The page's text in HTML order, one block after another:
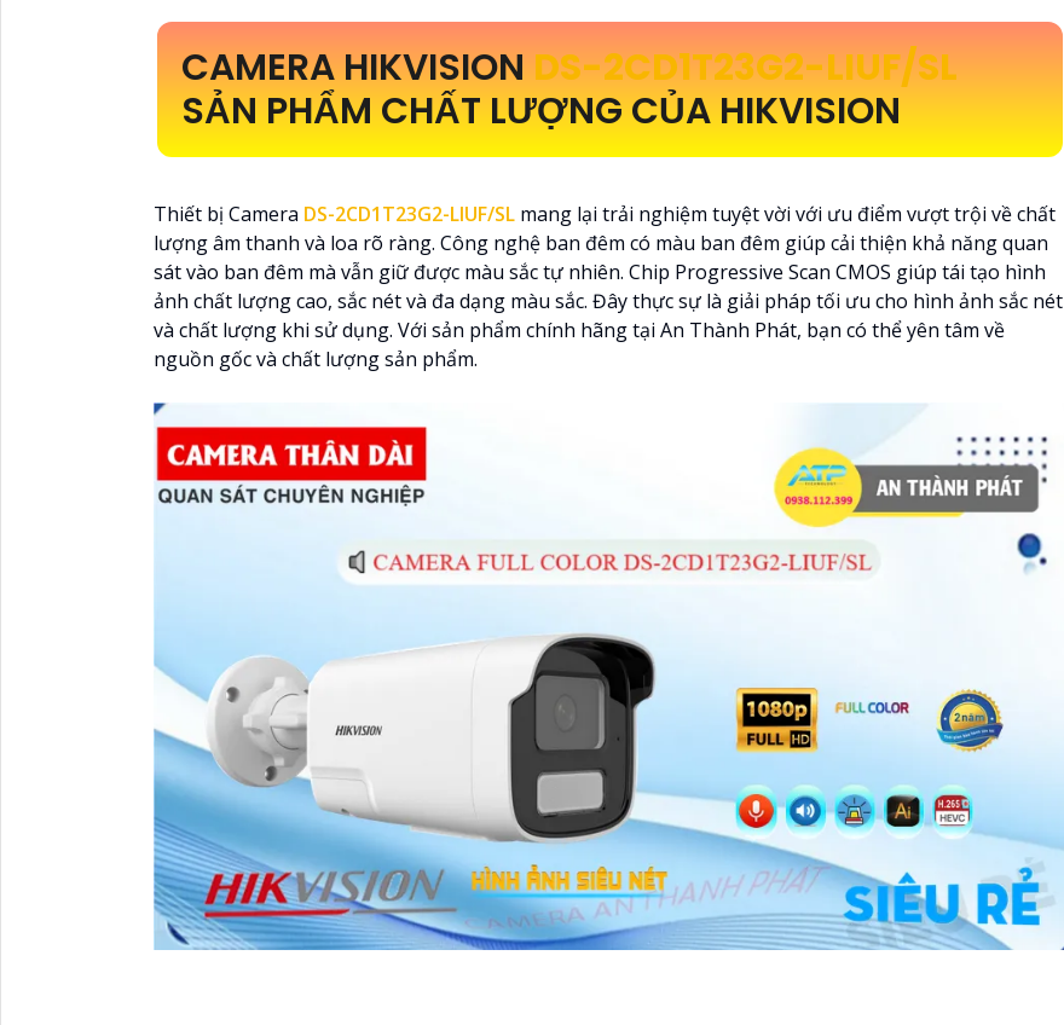
CAMERA HIKVISIONDS-2CD1T23G2-LIUF/SL
SẢN PHẨM CHẤT LƯỢNG CỦA HIKVISION
Thiết bị Camera DS-2CD1T23G2-LIUF/SL mang lại trải nghiệm tuyệt vời với ưu điểm vượt trội về chất
lượng âm thanh và loa rõ ràng. Công nghệ ban đêm có màu ban đêm giúp cải thiện khả năng quan
sát vào ban đêm mà vẫn giữ được màu sắc tự nhiên. Chip Progressive Scan CMOS giúp tái tạo hình
ảnh chất lượng cao, sắc nét và đa dạng màu sắc. Đây thực sự là giải pháp tối ưu cho hình ảnh sắc nét
và chất lượng khi sử dụng. Với sản phẩm chính hãng tại An Thành Phát, bạn có thể yên tâm về
nguồn gốc và chất lượng sản phẩm.